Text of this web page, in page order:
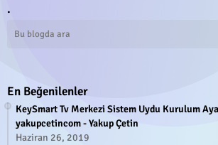
.
En Beğenilenler
KeySmart Tv Merkezi Sistem Uydu Kurulum
yakupcetincom - Yakup Çetin
Haziran 26, 2019